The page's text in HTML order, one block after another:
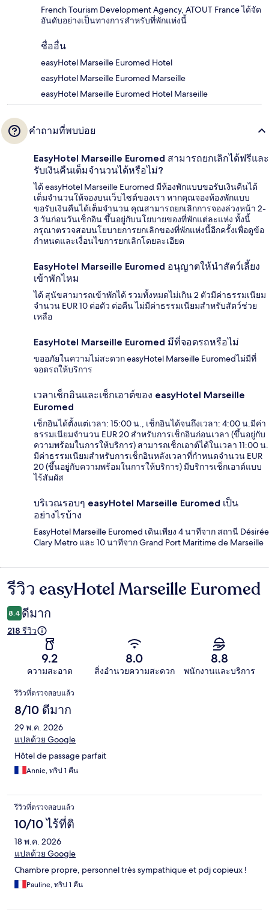
French Tourism Development Agency, ATOUT France ได้จัด
อันดับอย่างเป็นทางการสำหรับที่พักแห่งนี้
ชื่ออื่น
easyHotel Marseille Euromed Hotel
easyHotel Marseille Euromed Marseille
easyHotel Marseille Euromed Hotel Marseille
คำถามที่พบบ่อย
EasyHotel Marseille Euromed สามารถยกเลิกได้ฟรีและ
รับเงินคืนเต็มจำนวนได้หรือไม่?
ได้ easyHotel Marseille Euromed มีห้องพักแบบขอรับเงินคืนได้
เต็มจำนวนให้จองบนเว็บไซต์ของเรา หากคุณจองห้องพักแบบ
ขอรับเงินคืนได้เต็มจำนวน คุณสามารถยกเลิกการจองล่วงหน้า 2-
3 วันก่อนวันเช็กอิน ขึ้นอยู่กับนโยบายของที่พักแต่ละแห่ง ทั้งนี้
กรุณาตรวจสอบนโยบายการยกเลิกของที่พักแห่งนี้อีกครั้งเพื่อดูข้อ
กำหนดและเงื่อนไขการยกเลิกโดยละเอียด
EasyHotel Marseille Euromed อนุญาตให้นำสัตว์เลี้ยง
เข้าพักไหม
ได้ สุนัขสามารถเข้าพักได้ รวมทั้งหมดไม่เกิน 2 ตัวมีค่าธรรมเนียม
จำนวน EUR 10 ต่อตัว ต่อคืน ไม่มีค่าธรรมเนียมสำหรับสัตว์ช่วย
เหลือ
EasyHotel Marseille Euromed มีที่จอดรถหรือไม่
ขออภัยในความไม่สะดวก easyHotel Marseille Euromedไม่มีที่
จอดรถให้บริการ
เวลาเช็กอินและเช็กเอาต์ของ easyHotel Marseille
Euromed
เช็กอินได้ตั้งแต่เวลา: 15:00 น., เช็กอินได้จนถึงเวลา: 4:00 น.มีค่า
ธรรมเนียมจำนวน EUR 20 สำหรับการเช็กอินก่อนเวลา (ขึ้นอยู่กับ
ความพร้อมในการให้บริการ) สามารถเช็กเอาต์ได้ในเวลา 11:00 น.
มีค่าธรรมเนียมสำหรับการเช็กอินหลังเวลาที่กำหนดจำนวน EUR
20 (ขึ้นอยู่กับความพร้อมในการให้บริการ) มีบริการเช็กเอาต์แบบ
ไร้สัมผัส
บริเวณรอบๆ easyHotel Marseille Euromed เป็น
อย่างไรบ้าง
EasyHotel Marseille Euromed เดินเพียง 4 นาทีจาก สถานี Désirée
Clary Metro และ 10 นาทีจาก Grand Port Maritime de Marseille
รีวิว
รีวิว easyHotel Marseille Euromed
8.4 ดีมาก
218 รีวิว
9.2
ความสะอาด
8.0
สิ่งอำนวยความสะดวก
8.8
พนักงานและบริการ
รีวิว
รีวิวที่ตรวจสอบแล้ว
8/10 ดีมาก
29 พ.ค. 2026
แปลด้วย Google
Hôtel de passage parfait
Annie, ทริป 1 คืน
รีวิวที่ตรวจสอบแล้ว
10/10 ไร้ที่ติ
18 พ.ค. 2026
แปลด้วย Google
Chambre propre, personnel très sympathique et pdj copieux !
Pauline, ทริป 1 คืน